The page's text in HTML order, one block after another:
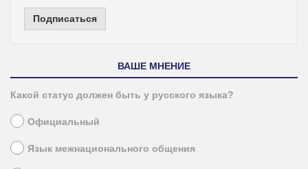
Подписаться
ВАШЕ МНЕНИЕ
Какой статус должен быть у русского языка?
Официальный
Язык межнационального общения